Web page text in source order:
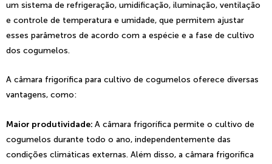
um sistema de refrigeração, umidificação, iluminação, ventilação
e controle de temperatura e umidade, que permitem ajustar
esses parâmetros de acordo com a espécie e a fase de cultivo
dos cogumelos.
A câmara frigorífica para cultivo de cogumelos oferece diversas
vantagens, como:
Maior produtividade: A câmara frigorífica permite o cultivo de
cogumelos durante todo o ano, independentemente das
condições climáticas externas. Além disso, a câmara frigorífica